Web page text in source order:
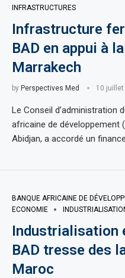
INFRASTRUCTURES
Infrastructure
BAD en appui à
Marrakech
by Perspectives Med 10 juillet
Le Conseil d’administration
africaine de développement
Abidjan, a accordé un
BANQUE AFRICAINE DE
ECONOMIE
Industrialisation
BAD tresse des
Maroc